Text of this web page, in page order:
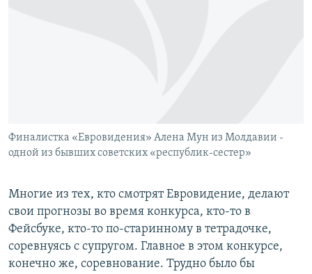
Финалистка «Евровидения» Алена Мун из Молдавии -
одной из бывших советских «республик-сестер»
Многие из тех, кто смотрят Евровидение, делают
свои прогнозы во время конкурса, кто-то в
Фейсбуке, кто-то по-старинному в тетрадочке,
соревнуясь с супругом. Главное в этом конкурсе,
конечно же, соревнование. Трудно было бы